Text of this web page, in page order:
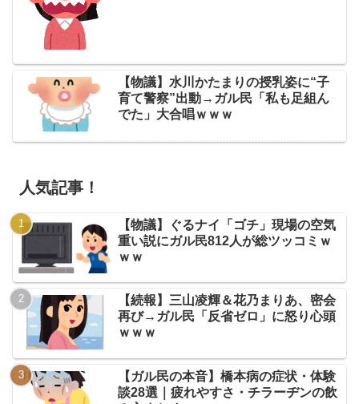
【物議】水川かたまりの授乳姿に“子
育て警察”出動→ガル民「私も足組ん
でた」大合唱ｗｗｗ
人気記事！
【物議】ぐるナイ「ゴチ」現場の空気
重い説にガル民812人が総ツッコミｗ
ｗｗ
【続報】三山凌輝＆花乃まりあ、密会
再び→ガル民「反省ゼロ」に怒り心頭
ｗｗｗ
【ガル民の本音】橋本病の症状・体験
談28選｜疲れやすさ・チラーヂンの飲